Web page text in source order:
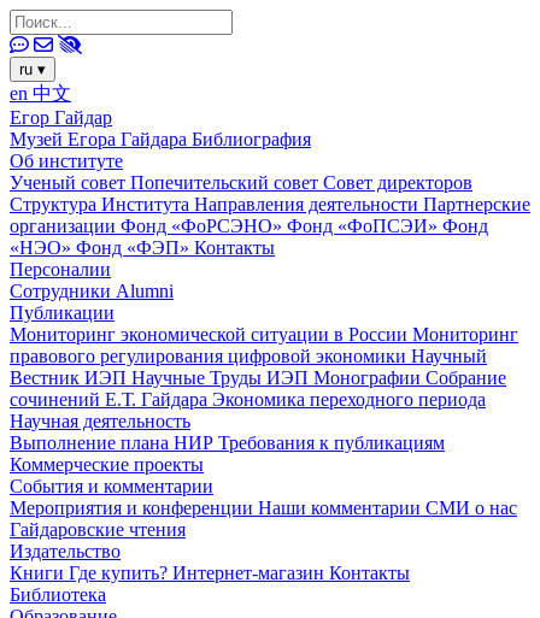
ru ▾
en 中文
Егор Гайдар
Музей Егора Гайдара Библиография
Об институте
Ученый совет Попечительский совет Совет директоров
Структура Института Направления деятельности Партнерские
организации Фонд «ФоРСЭНО» Фонд «ФоПСЭИ» Фонд
«НЭО» Фонд «ФЭП» Контакты
Персоналии
Сотрудники Alumni
Публикации
Мониторинг экономической ситуации в России Мониторинг
правового регулирования цифровой экономики Научный
Вестник ИЭП Научные Труды ИЭП Монографии Собрание
сочинений Е.Т. Гайдара Экономика переходного периода
Научная деятельность
Выполнение плана НИР Требования к публикациям
Коммерческие проекты
События и комментарии
Мероприятия и конференции Наши комментарии СМИ о нас
Гайдаровские чтения
Издательство
Книги Где купить? Интернет-магазин Контакты
Библиотека